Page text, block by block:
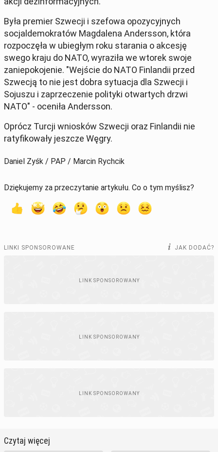
Była premier Szwecji i szefowa opozycyjnych
socjaldemokratów Magdalena Andersson, która
rozpoczęła w ubiegłym roku starania o akcesję
swego kraju do NATO, wyraziła we wtorek swoje
zaniepokojenie. "Wejście do NATO Finlandii przed
Szwecją to nie jest dobra sytuacja dla Szwecji i
Sojuszu i zaprzeczenie polityki otwartych drzwi
NATO" - oceniła Andersson.
Oprócz Turcji wniosków Szwecji oraz Finlandii nie
ratyfikowały jeszcze Węgry.
Daniel Zyśk / PAP / Marcin Rychcik
Dziękujemy za przeczytanie artykułu. Co o tym myślisz?
LINKI SPONSOROWANE JAK DODAĆ?
Czytaj więcej